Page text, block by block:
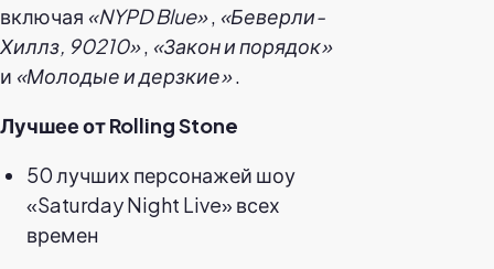
включая «NYPD Blue», «Беверли-
Хиллз, 90210», «Закон и порядок»
и «Молодые и дерзкие».
Лучшее от Rolling Stone
50 лучших персонажей шоу
«Saturday Night Live» всех
времен